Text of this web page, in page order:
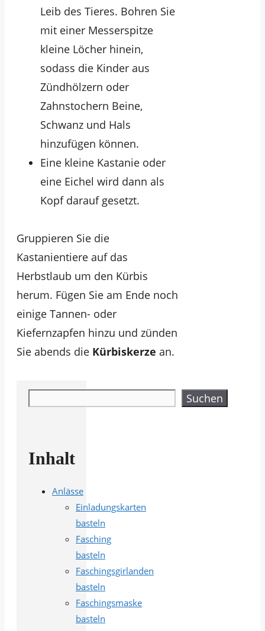
Leib des Tieres. Bohren Sie
mit einer Messerspitze
kleine Löcher hinein,
sodass die Kinder aus
Zündhölzern oder
Zahnstochern Beine,
Schwanz und Hals
hinzufügen können.
Eine kleine Kastanie oder
eine Eichel wird dann als
Kopf darauf gesetzt.
Gruppieren Sie die
Kastanientiere auf das
Herbstlaub um den Kürbis
herum. Fügen Sie am Ende noch
einige Tannen- oder
Kiefernzapfen hinzu und zünden
Sie abends die Kürbiskerze an.
Suchen
Inhalt
Anlässe
Einladungskarten
basteln
Fasching
basteln
Faschingsgirlanden
basteln
Faschingsmaske
basteln